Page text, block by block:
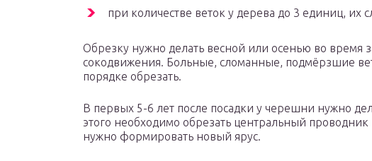
при количестве веток у дерева до 3 единиц, их
Обрезку нужно делать весной или осенью во время
сокодвижения. Больные, сломанные, подмёрзшие
порядке обрезать.
В первых 5-6 лет после посадки у черешни нужно
этого необходимо обрезать центральный
нужно формировать новый ярус.